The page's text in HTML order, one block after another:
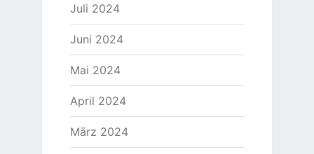
Juli 2024
Juni 2024
Mai 2024
April 2024
März 2024